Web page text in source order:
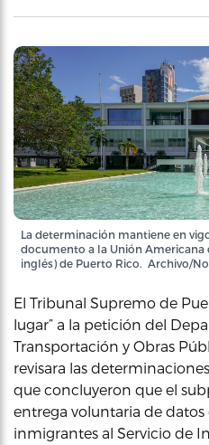
La determinación mantiene en
documento a la Unión Americana
inglés) de Puerto Rico. Archivo/
El Tribunal Supremo de
lugar” a la petición del
Transportación y Obras
revisara las
que concluyeron que el
entrega voluntaria de datos
inmigrantes al Servicio de